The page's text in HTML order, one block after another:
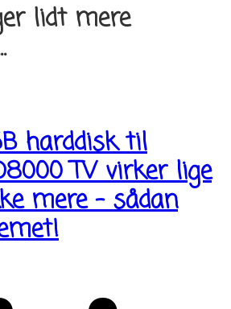
lidt mere
harddisk til
TV virker lige
mere – sådan